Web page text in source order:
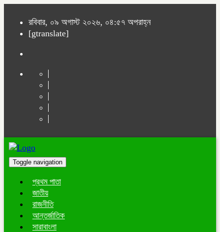
রবিবার, ০৯ অগাস্ট ২০২৬, ০৪:৫৭ অপরাহ্ন
[gtranslate]
Toggle navigation
প্রথম পাতা
জাতীয়
রাজনীতি
আন্তর্জাতিক
সারাবাংলা